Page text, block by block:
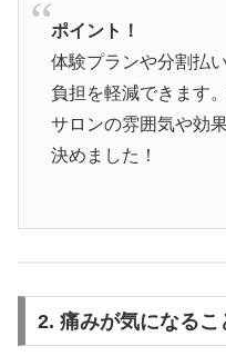
ポイント！
体験プランや分割払
負担を軽減できます
サロンの雰囲気や効
決めました！
2. 痛みが気になるこ